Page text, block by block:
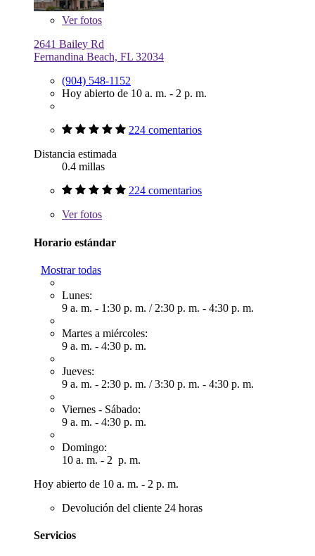
Verfotos
2641 Bailey Rd
Fernandina Beach, FL 32034
(904) 548-1152
Hoy abierto de 10 a. m. - 2 p. m.
224 comentarios
Distancia estimada
0.4 millas
224 comentarios
Verfotos
Horario estándar
Mostrar todas
Lunes:
9 a. m. - 1:30 p. m. / 2:30 p. m. - 4:30 p. m.
Martes a miércoles:
9 a. m. - 4:30 p. m.
Jueves:
9 a. m. - 2:30 p. m. /3:30 p. m. - 4:30 p. m.
Viernes - Sábado:
9 a. m. - 4:30 p. m.
Domingo:
10 a. m. - 2 p. m.
Hoy abierto de 10 a. m. - 2 p. m.
Devolución del cliente 24 horas
Servicios